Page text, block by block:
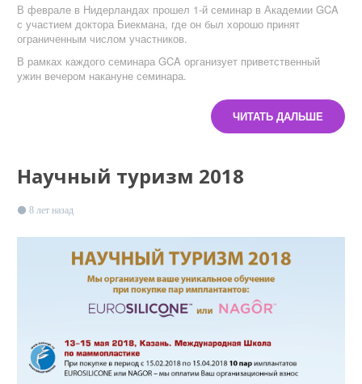
В феврале в Нидерландах прошел 1-й семинар в Академии GCA
с участием доктора Биекмана, где он был хорошо принят
ограниченным числом участников.
В рамках каждого семинара GCA организует приветственный
ужин вечером накануне семинара.
ЧИТАТЬ ДАЛЬШЕ
Научный туризм 2018
8 лет назад